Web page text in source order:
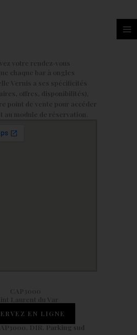
votre rendez‑vous
chaque bar à ongles
Vernis a ses spécificités
offres, disponibilités),
point de vente pour accéder
au module de réservation.
CAP3000
Laurent du Var
EN LIGNE
DIR. Parking sud